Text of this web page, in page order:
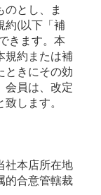
とし、ま
約(以下「補
きます。本
規約または補
ときにその効
会員は、改定
します。
社本店所在地
的合意管轄裁